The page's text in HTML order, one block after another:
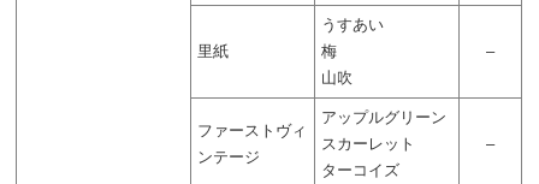
里紙
うすあい
梅
山吹
–
ファーストヴィ
ンテージ
アップルグリーン
スカーレット
ターコイズ
–